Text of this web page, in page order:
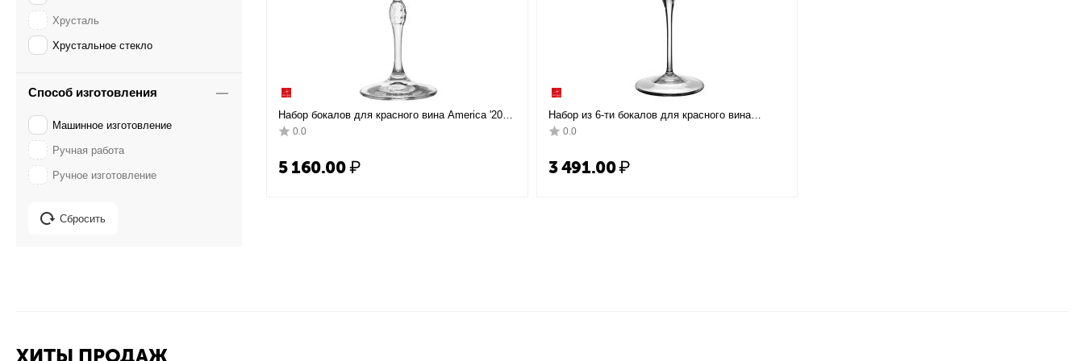
Набор бокалов для красного вина America '20s,
6 шт, 745 мл, D109 мм, H226 мм, хрустальное
стекло, Bormioli Rocco
0.0
5 160.00₽
Набор из 6-ти бокалов для красного вина
Premium 820мл, D=80/110,H=255мм, Bormioli
Rocco
0.0
3 491.00₽
Хрусталь
Хрустальное стекло
Способ изготовления
Машинное изготовление
Ручная работа
Ручное изготовление
Сбросить
ХИТЫ ПРОДАЖ